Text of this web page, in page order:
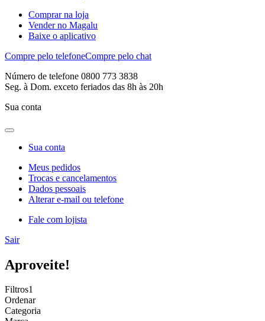
Comprar na loja
Vender no Magalu
Baixe o aplicativo
Compre pelo telefoneCompre pelo chat
Número de telefone 0800 773 3838
Seg. à Dom. exceto feriados das 8h às 20h
Sua conta
Sua conta
Meus pedidos
Trocas e cancelamentos
Dados pessoais
Alterar e-mail ou telefone
Fale com lojista
Sair
Aproveite!
Filtros1
Ordenar
Categoria